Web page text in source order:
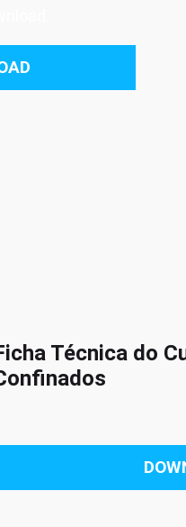
Técnica do